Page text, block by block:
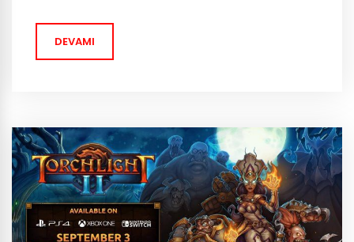
iyileştirmeler Oyun sonu...
DEVAMI